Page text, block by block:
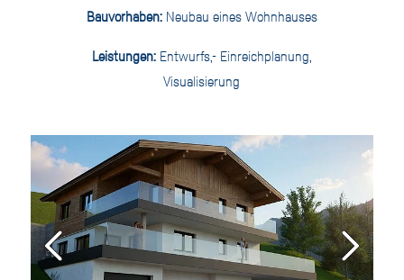
Bauvorhaben: Neubau eines Wohnhauses
Leistungen: Entwurfs,- Einreichplanung,
Visualisierung